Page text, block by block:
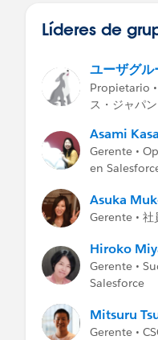
Líderes de
ユーザグ
Propietario
ス・ジャパン
Asami
Gerente •
en
Asuka
Gerente •
Hiroko
Gerente •
Salesforce
Mitsuru
Gerente •